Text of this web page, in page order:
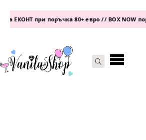
при поръчка 80+ евро // BOX NOW